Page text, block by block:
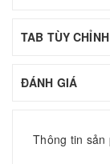
TAB TÙY CHỈNH
ĐÁNH GIÁ
Thông tin sản